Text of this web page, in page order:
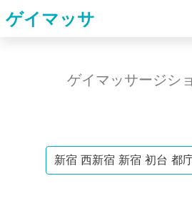
ゲイマッサ
ゲイマッサージシ